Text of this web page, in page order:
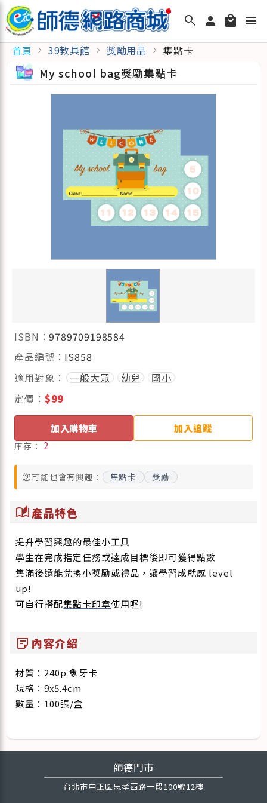
search person local_mall menu
首頁 chevron_right 39教具館 chevron_right 獎勵用品 chevron_right 集點卡
My school bag獎勵集點卡
ISBN：9789709198584
產品編號： IS858
適用對象：
一般大眾 幼兒
國小
定價： $99
加入購物車 加入追蹤
庫存： 2
您可能也會有興趣： 集點卡 獎勵
auto_stories產品特色
提升學習興趣的最佳小工具
學生在完成指定任務或達成目標後即可獲得點數
集滿後還能兌換小獎勵或禮品，讓學習成就感 level
up!
可自行搭配集點卡印章使用喔!
sticky_note_2 內容介紹
材質：240p 象牙卡
規格：9x5.4cm
數量：100張/盒
師德門市
台北市中正區忠孝西路一段100號12樓